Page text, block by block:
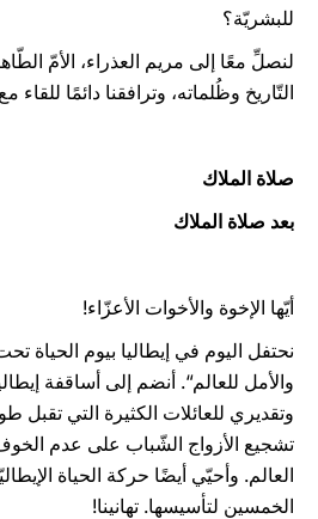
للبشريّة؟
لنصلِّ معًا إلى مريم العذراء، الأمّ
التّاريخ وظُلماته، وترافقنا دائمًا
صلاة الملاك
بعد صلاة الملاك
أيّها الإخوة والأخوات الأعزّاء!
نحتفل اليوم في إيطاليا بيوم الحياة
والأمل للعالم“. أنضم إلى أساقفة
وتقديري للعائلات الكثيرة التي تقبل
تشجيع الأزواج الشّباب على عدم
العالم. وأحيّي أيضًا حركة الحياة
الخمسين لتأسيسها. تهانينا!